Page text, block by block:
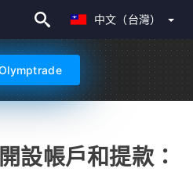
中文（台灣）
帳戶和提款：